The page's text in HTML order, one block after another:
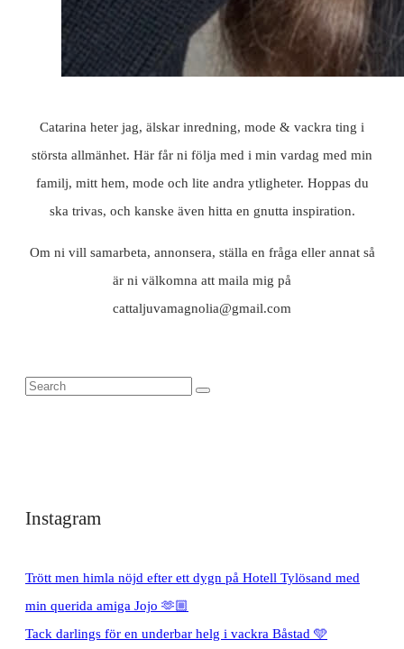
Catarina heter jag, älskar inredning, mode & vackra ting i
största allmänhet. Här får ni följa med i min vardag med min
familj, mitt hem, mode och lite andra ytligheter. Hoppas du
ska trivas, och kanske även hitta en gnutta inspiration.
Om ni vill samarbeta, annonsera, ställa en fråga eller annat så
är ni välkomna att maila mig på
cattaljuvamagnolia@gmail.com
Instagram
Trött men himla nöjd efter ett dygn på Hotell Tylösand med
min querida amiga Jojo 🫶🏼
Tack darlings för en underbar helg i vackra Båstad 🩵